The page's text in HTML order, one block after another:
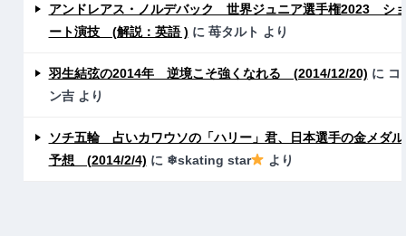
アンドレアス・ノルデバック 世界ジュニア選手権2023 シ
ート演技 (解説：英語 ) に 苺タルト より
羽生結弦の2014年 逆境こそ強くなれる (2014/12/20) に コ
ン吉より
ソチ五輪 占いカワウソの「ハリー」君、日本選手の金メダル
予想 (2014/2/4) に ❄skating star より